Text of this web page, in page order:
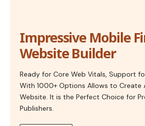
Impressive Mobile
Website Builder
Ready for Core Web Vitals, Support
With 1000+ Options Allows to Create
Website. It is the Perfect Choice for
Publishers.